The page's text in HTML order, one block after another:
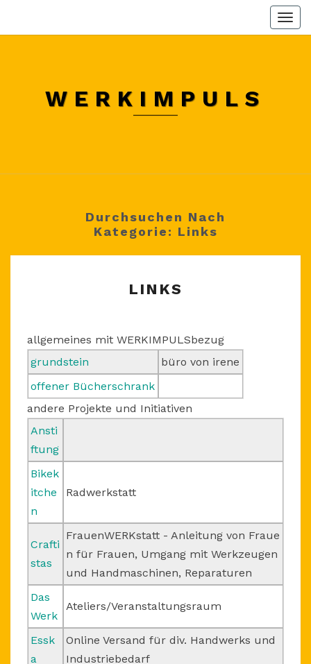
WERKIMPULS
Durchsuchen Nach
Kategorie: Links
LINKS
allgemeines mit WERKIMPULSbezug
grundstein
büro von irene
offener Bücherschrank
andere Projekte und Initiativen
Ansti
ftung
Bikek
itche
n
Radwerkstatt
Crafti
stas
FrauenWERKstatt - Anleitung von Fraue
n für Frauen, Umgang mit Werkzeugen
und Handmaschinen, Reparaturen
Das
Werk
Ateliers/Veranstaltungsraum
Essk
a
Online Versand für div. Handwerks und
Industriebedarf